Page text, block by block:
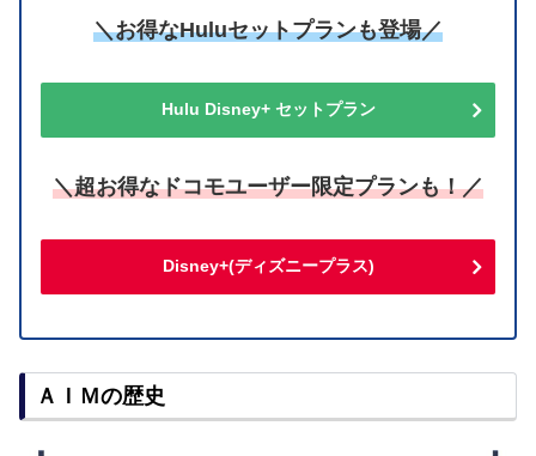
＼お得なHuluセットプランも登場／
Hulu Disney+ セットプラン
＼超お得なドコモユーザー限定プランも！／
Disney+(ディズニープラス)
ＡＩＭの歴史